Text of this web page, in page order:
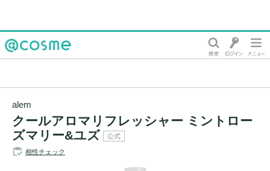
alem
クールアロマリフレッシャー ミントロー
ズマリー&ユズ
公式
相性チェック